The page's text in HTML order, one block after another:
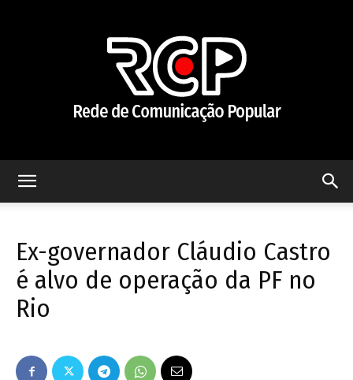
Ex-governador Cláudio Castro
é alvo de operação da PF no
Rio